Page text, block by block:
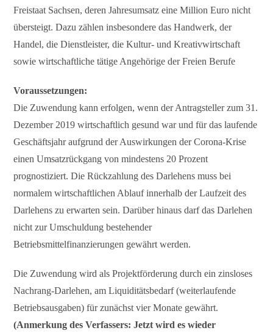
Freistaat Sachsen, deren Jahresumsatz eine Million Euro nicht
übersteigt. Dazu zählen insbesondere das Handwerk, der
Handel, die Dienstleister, die Kultur- und Kreativwirtschaft
sowie wirtschaftliche tätige Angehörige der Freien Berufe
Voraussetzungen:
Die Zuwendung kann erfolgen, wenn der Antragsteller zum 31.
Dezember 2019 wirtschaftlich gesund war und für das laufende
Geschäftsjahr aufgrund der Auswirkungen der Corona-Krise
einen Umsatzrückgang von mindestens 20 Prozent
prognostiziert. Die Rückzahlung des Darlehens muss bei
normalem wirtschaftlichen Ablauf innerhalb der Laufzeit des
Darlehens zu erwarten sein. Darüber hinaus darf das Darlehen
nicht zur Umschuldung bestehender
Betriebsmittelfinanzierungen gewährt werden.
Die Zuwendung wird als Projektförderung durch ein zinsloses
Nachrang-Darlehen, am Liquiditätsbedarf (weiterlaufende
Betriebsausgaben) für zunächst vier Monate gewährt.
(Anmerkung des Verfassers: Jetzt wird es wieder